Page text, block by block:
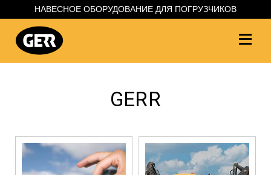
НАВЕСНОЕ ОБОРУДОВАНИЕ ДЛЯ ПОГРУЗЧИКОВ
GERR